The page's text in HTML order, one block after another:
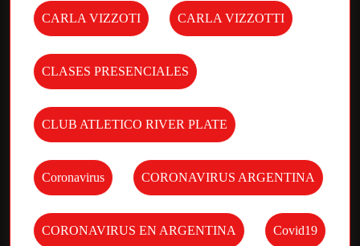
CARLA VIZZOTI CARLA VIZZOTTI
CLASES PRESENCIALES
CLUB ATLETICO RIVER PLATE
Coronavirus CORONAVIRUS ARGENTINA
CORONAVIRUS EN ARGENTINA Covid19